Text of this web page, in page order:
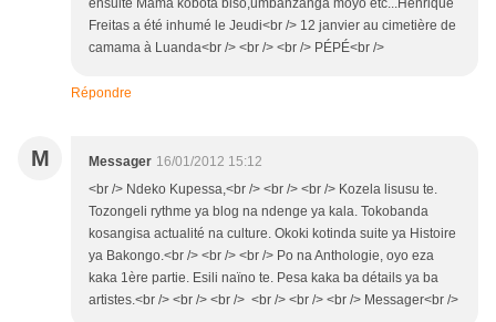
ensuite Mama kobota biso,umbanzanga moyo etc...Henrique
Freitas a été inhumé le Jeudi<br /> 12 janvier au cimetière de
camama à Luanda<br /> <br /> <br /> PÉPÉ<br />
Répondre
M Messager 16/01/2012 15:12
<br /> Ndeko Kupessa,<br /> <br /> <br /> Kozela lisusu te.
Tozongeli rythme ya blog na ndenge ya kala. Tokobanda
kosangisa actualité na culture. Okoki kotinda suite ya Histoire
ya Bakongo.<br /> <br /> <br /> Po na Anthologie, oyo eza
kaka 1ère partie. Esili naïno te. Pesa kaka ba détails ya ba
artistes.<br /> <br /> <br /> <br /> <br /> <br /> Messager<br />